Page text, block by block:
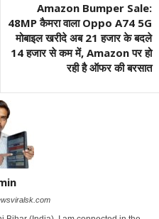
Amazon Bumper Sale:
48MP कैमरा वाला Oppo A74 5G
मोबाइल खरीदे अब 21 हजार के बदले
14 हजार से कम में, Amazon पर हो
रही है ऑफर की बरसात